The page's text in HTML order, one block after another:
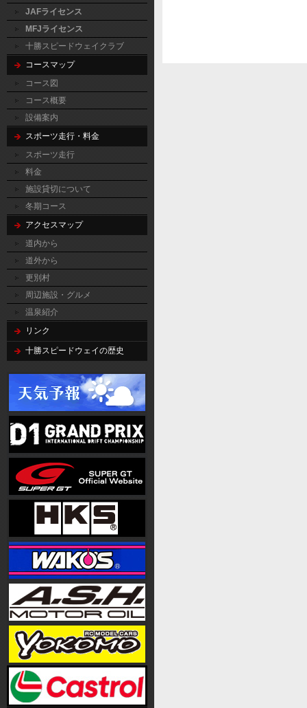
JAFライセンス
MFJライセンス
十勝スピードウェイクラブ
コースマップ
コース図
コース概要
設備案内
スポーツ走行・料金
スポーツ走行
料金
施設貸切について
冬期コース
アクセスマップ
道内から
道外から
更別村
周辺施設・グルメ
温泉紹介
リンク
十勝スピードウェイの歴史